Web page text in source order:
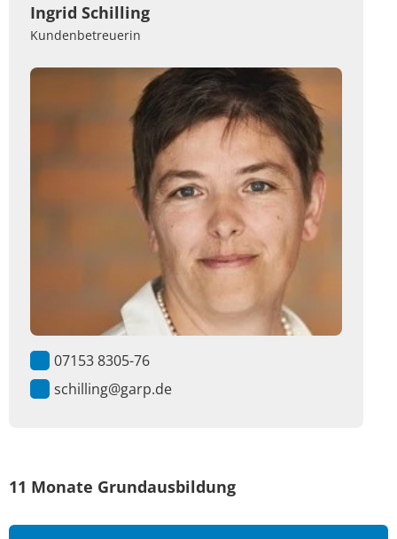
Ingrid Schilling
Kundenbetreuerin
07153 8305-76
schilling@garp.de
11 Monate Grundausbildung